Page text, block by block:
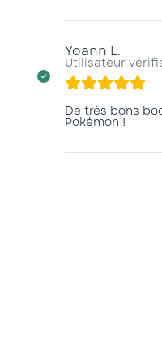
Yoann L.
Utilisateur
De très bons
Pokémon !